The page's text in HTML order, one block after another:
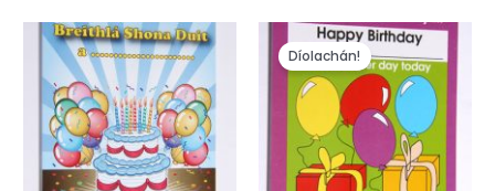
Díolachán!
Ba
é
€4.99
an
praghas
bunaidh.
Is
é
€4.49
an
praghas
reatha.